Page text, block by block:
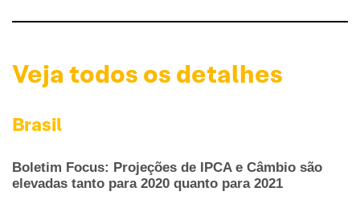
Veja todos os detalhes
Brasil
Boletim Focus: Projeções de IPCA e Câmbio são
elevadas tanto para 2020 quanto para 2021